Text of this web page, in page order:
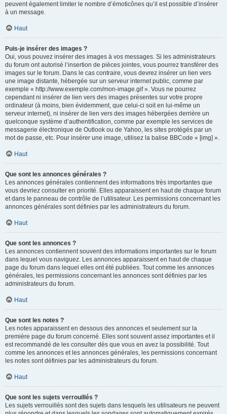
peuvent également limiter le nombre d’émoticônes qu’il est possible d’insérer
à un message.
Haut
Puis-je insérer des images ?
Oui, vous pouvez insérer des images à vos messages. Si les administrateurs
du forum ont autorisé l’insertion de pièces jointes, vous pourrez transférer des
images sur le forum. Dans le cas contraire, vous devrez insérer un lien vers
une image distante, hébergée sur un serveur internet public, comme par
exemple « http://www.exemple.com/mon-image.gif ». Vous ne pourrez
cependant ni insérer de lien vers des images présentes sur votre propre
ordinateur (à moins, bien évidemment, que celui-ci soit en lui-même un
serveur internet), ni insérer de lien vers des images hébergées derrière un
quelconque système d’authentification, comme par exemple les services de
messagerie électronique de Outlook ou de Yahoo, les sites protégés par un
mot de passe, etc. Pour insérer une image, utilisez la balise BBCode « [img] ».
Haut
Que sont les annonces générales ?
Les annonces générales contiennent des informations très importantes que
vous devriez consulter en priorité. Elles apparaissent en haut de chaque forum
et dans le panneau de contrôle de l’utilisateur. Les permissions concernant les
annonces générales sont définies par les administrateurs du forum.
Haut
Que sont les annonces ?
Les annonces contiennent souvent des informations importantes sur le forum
dans lequel vous naviguez. Les annonces apparaissent en haut de chaque
page du forum dans lequel elles ont été publiées. Tout comme les annonces
générales, les permissions concernant les annonces sont définies par les
administrateurs du forum.
Haut
Que sont les notes ?
Les notes apparaissent en dessous des annonces et seulement sur la
première page du forum concerné. Elles sont souvent assez importantes et il
est recommandé de les consulter dès que vous en avez la possibilité. Tout
comme les annonces et les annonces générales, les permissions concernant
les notes sont définies par les administrateurs du forum.
Haut
Que sont les sujets verrouillés ?
Les sujets verrouillés sont des sujets dans lesquels les utilisateurs ne peuvent